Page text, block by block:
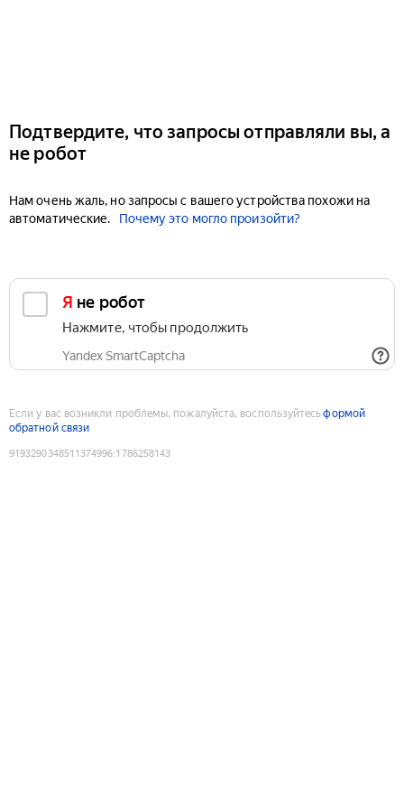
Подтвердите, что запросы отправляли вы, а
не робот
Нам очень жаль, но запросы с вашего устройства похожи на
автоматические.
Почему это могло произойти?
Я не робот
Нажмите, чтобы продолжить
Yandex SmartCaptcha
Если у вас возникли проблемы, пожалуйста, воспользуйтесьформой
обратной связи
9193290348511374996:1786258143